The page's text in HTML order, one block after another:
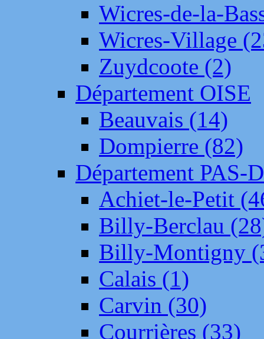
Wicres-de-la-
Wicres-Village
Zuydcoote (2)
Département OISE
Beauvais (14)
Dompierre (82)
Département PAS-
Achiet-le-Petit
Billy-Berclau
Billy-Montigny
Calais (1)
Carvin (30)
Courrières (33)